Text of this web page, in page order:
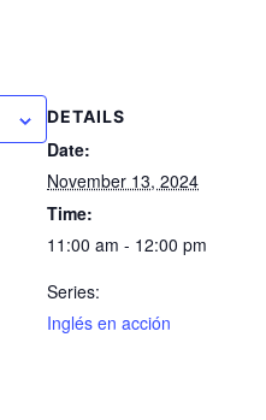
DETAILS
Date:
November 13, 2024
Time:
11:00 am - 12:00 pm
Series:
Inglés en acción